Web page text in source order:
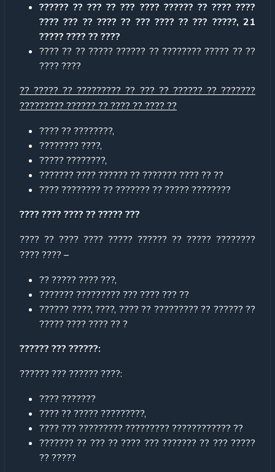
?????? ?? ??? ?? ??? ???? ?????? ?? ???? ????
???? ??? ?? ???? ?? ??? ???? ?? ??? ?????, 21
????? ???? ?? ????
???? ?? ?? ????? ?????? ?? ???????? ????? ?? ??
???? ????
?? ????? ?? ????????? ?? ??? ?? ?????? ?? ???????
????????? ?????? ?? ???? ?? ???? ??
???? ?? ????????,
???????? ????,
????? ????????,
??????? ???? ?????? ?? ??????? ???? ?? ??
???? ???????? ?? ??????? ?? ????? ????????
???? ???? ???? ?? ????? ???
???? ?? ???? ???? ????? ?????? ?? ????? ????????
???? ???? –
?? ????? ???? ???,
??????? ????????? ??? ???? ??? ??
?????? ????, ????, ???? ?? ????????? ?? ?????? ??
????? ???? ???? ?? ?
?????? ??? ??????:
?????? ??? ?????? ????:
???? ???????
???? ?? ????? ?????????,
???? ??? ????????? ????????? ???????????? ??
??????? ?? ??? ?? ???? ??? ??????? ?? ??? ?????
?? ?????